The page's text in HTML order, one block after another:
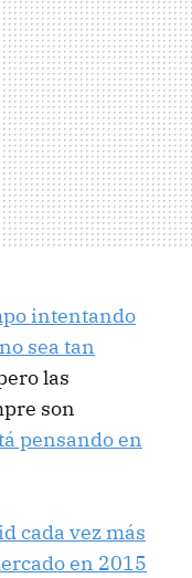
intentando
sea tan
las
son
pensando en
cada vez más
en 2015